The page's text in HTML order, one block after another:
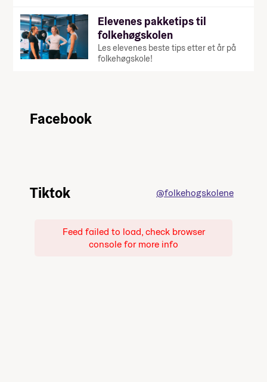
Elevenes pakketips til
folkehøgskolen
Les elevenes beste tips etter et år på
folkehøgskole!
Facebook
Tiktok @folkehogskolene
Feed failed to load, check browser
console for more info